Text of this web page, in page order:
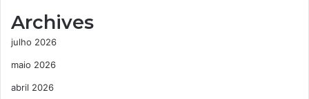
Archives
julho 2026
maio 2026
abril 2026